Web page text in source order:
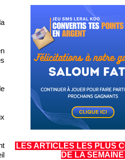
LES ARTICLES LES PLUS
DE LA SEMAINE